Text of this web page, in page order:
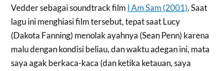
Vedder sebagai soundtrack film I Am Sam (2001). Saat
lagu ini menghiasi film tersebut, tepat saat Lucy
(Dakota Fanning) menolak ayahnya (Sean Penn) karena
malu dengan kondisi beliau, dan waktu adegan ini, mata
saya agak berkaca-kaca (dan ketika ketauan, saya